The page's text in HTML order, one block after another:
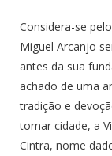
Considera-se
Miguel Arcanjo
antes da sua
achado de uma
tradição e
tornar cidade, a
Cintra, nome